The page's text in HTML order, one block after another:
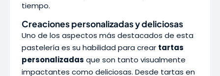
tiempo.
Creaciones personalizadas y deliciosas
Uno de los aspectos más destacados de esta
pastelería es su habilidad para crear tartas
personalizadas que son tanto visualmente
impactantes como deliciosas. Desde tartas en